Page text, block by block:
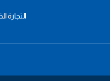
التجارة